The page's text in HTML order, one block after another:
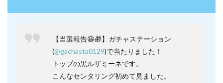
【当選報告😆🎁】ガチャステーション
(@gachasta0129)で当たりました！
トップの黒ルザミーネです。
こんなセンタリング初めて見ました。